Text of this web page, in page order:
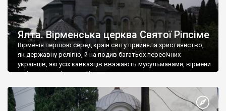
Ялта. Вірменська церква Святої Ріпсіме
Вірменія першою серед країн світу прийняла християнство,
як державну релігію, й на подив багатьох пересічних
українців, які усіх кавказців вважають мусульманами, вірмени
є відданими вірянами Христа